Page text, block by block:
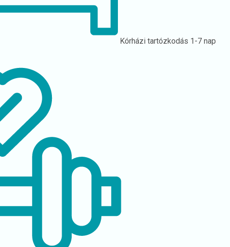
Kórházi tartózkodás 1-7 nap